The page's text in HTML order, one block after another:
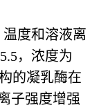
度和溶液离
，浓度为
的凝乳酶在
子强度增强